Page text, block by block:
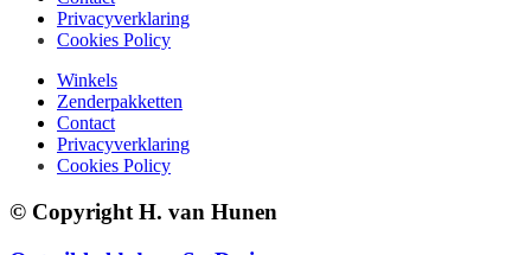
Privacyverklaring
Cookies Policy
Winkels
Zenderpakketten
Contact
Privacyverklaring
Cookies Policy
© Copyright H. van Hunen